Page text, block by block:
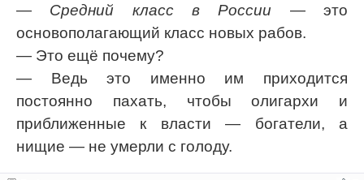
— Средний класс в России — это
основополагающий класс новых рабов.
— Это ещё почему?
— Ведь это именно им приходится
постоянно пахать, чтобы олигархи и
приближенные к власти — богатели, а
нищие — не умерли с голоду.